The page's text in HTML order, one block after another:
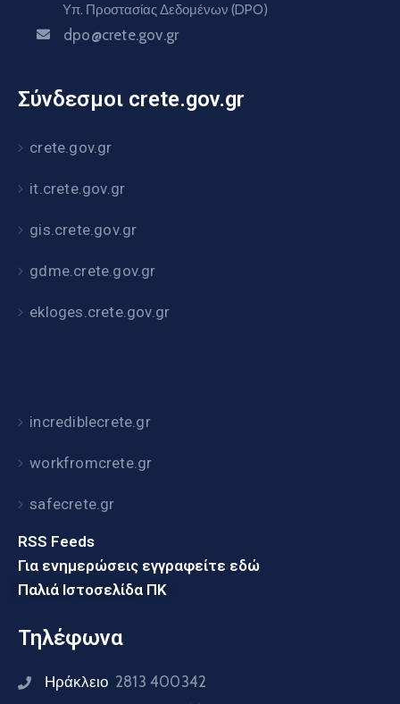
Υπ. Προστασίας Δεδομένων (DPO)
dpo@crete.gov.gr
Σύνδεσμοι crete.gov.gr
crete.gov.gr
it.crete.gov.gr
gis.crete.gov.gr
gdme.crete.gov.gr
ekloges.crete.gov.gr
incrediblecrete.gr
workfromcrete.gr
safecrete.gr
RSS Feeds
Για ενημερώσεις εγγραφείτε εδώ
Παλιά Ιστοσελίδα ΠΚ
Τηλέφωνα
Ηράκλειο 2813 400342